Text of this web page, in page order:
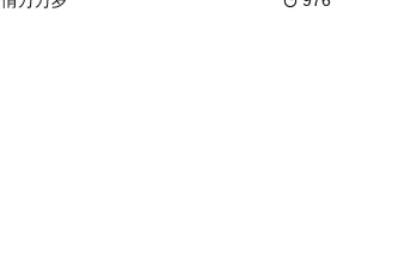
想忍辱负重过日子，却无能接受曾经深爱自己的人离去
辈频频抓包，一段啼笑皆非的爱情故事由此展开。